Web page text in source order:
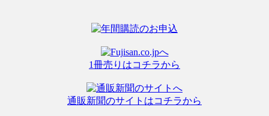
1冊売りはコチラから
通販新聞のサイトはコチラから